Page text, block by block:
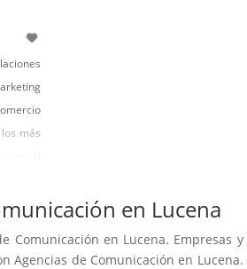
más
en el
y soy
si
vender
en Lucena
Comunicación en Lucena. Empresas y
Agencias de Comunicación en Lucena.